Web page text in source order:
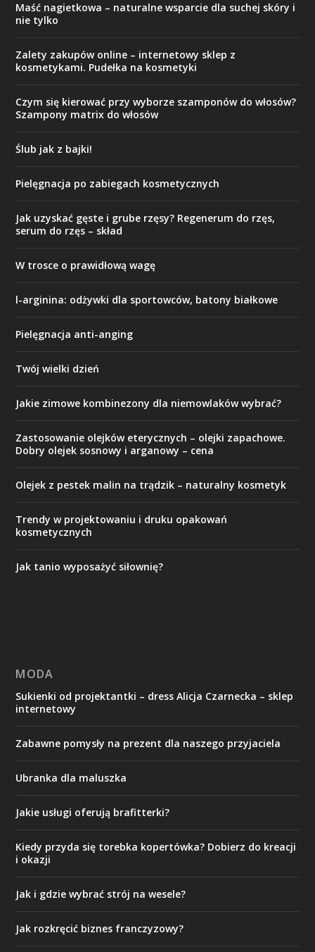
Maść nagietkowa – naturalne wsparcie dla suchej skóry i
nie tylko
Zalety zakupów online – internetowy sklep z
kosmetykami. Pudełka na kosmetyki
Czym się kierować przy wyborze szamponów do włosów?
Szampony matrix do włosów
Ślub jak z bajki!
Pielęgnacja po zabiegach kosmetycznych
Jak uzyskać gęste i grube rzęsy? Regenerum do rzęs,
serum do rzęs – skład
W trosce o prawidłową wagę
l-arginina: odżywki dla sportowców, batony białkowe
Pielęgnacja anti-anging
Twój wielki dzień
Jakie zimowe kombinezony dla niemowlaków wybrać?
Zastosowanie olejków eterycznych – olejki zapachowe.
Dobry olejek sosnowy i arganowy – cena
Olejek z pestek malin na trądzik – naturalny kosmetyk
Trendy w projektowaniu i druku opakowań
kosmetycznych
Jak tanio wyposażyć siłownię?
MODA
Sukienki od projektantki – dress Alicja Czarnecka – sklep
internetowy
Zabawne pomysły na prezent dla naszego przyjaciela
Ubranka dla maluszka
Jakie usługi oferują brafitterki?
Kiedy przyda się torebka kopertówka? Dobierz do kreacji
i okazji
Jak i gdzie wybrać strój na wesele?
Jak rozkręcić biznes franczyzowy?